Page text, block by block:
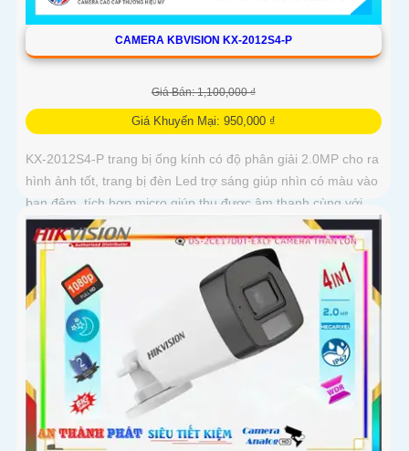
CAMERA KBVISION KX-2012S4-P
Giá Bán: 1,100,000 ₫
Giá Khuyến Mại: 950,000 ₫
KX-2012S4-P trang bị ống kính có độ phân giải 2.0MP cho ra
hình ảnh tốt, trang bị đèn Led trợ sáng giúp nhìn có màu vào
ban đêm, tích hợp micro giúp thu được âm thanh cùng với
hình ảnh, camera này sẽ sử dụng chung với đầu ghi hình